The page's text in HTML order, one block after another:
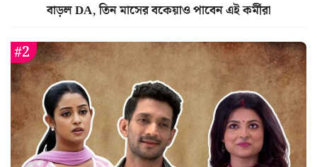
বাড়ল DA, তিন মাসের বকেয়াও পাবেন এই কর্মীরা